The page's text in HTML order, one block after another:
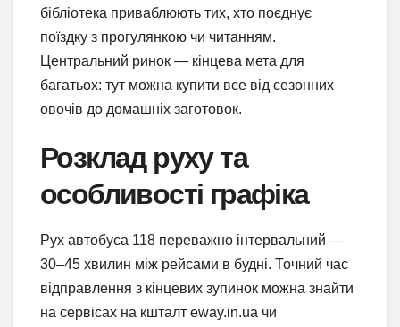
бібліотека приваблюють тих, хто поєднує
поїздку з прогулянкою чи читанням.
Центральний ринок — кінцева мета для
багатьох: тут можна купити все від сезонних
овочів до домашніх заготовок.
Розклад руху та
особливості графіка
Рух автобуса 118 переважно інтервальний —
30–45 хвилин між рейсами в будні. Точний час
відправлення з кінцевих зупинок можна знайти
на сервісах на кшталт eway.in.ua чи